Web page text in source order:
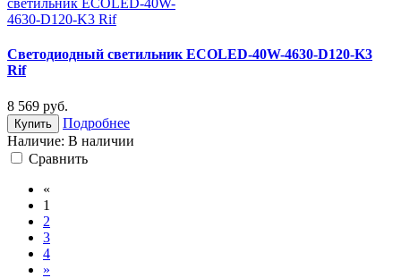
Светодиодный светильник ECOLED-40W-4630-D120-K3
Rif
8 569 руб.
Купить
Подробнее
Наличие: В наличии
Cравнить
«
1
2
3
4
»